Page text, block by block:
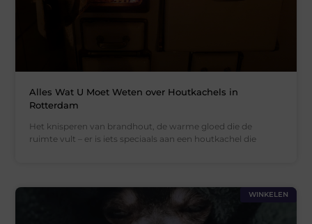
Alles Wat U Moet Weten over Houtkachels in
Rotterdam
Het knisperen van brandhout, de warme gloed die de
ruimte vult – er is iets speciaals aan een houtkachel die
WINKELEN